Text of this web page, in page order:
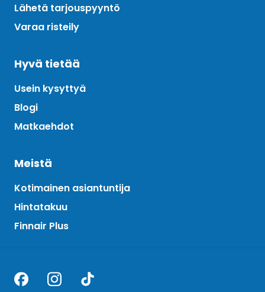
Lähetä tarjouspyyntö
Varaa risteily
Hyvä tietää
Usein kysyttyä
Blogi
Matkaehdot
Meistä
Kotimainen asiantuntija
Hintatakuu
Finnair Plus